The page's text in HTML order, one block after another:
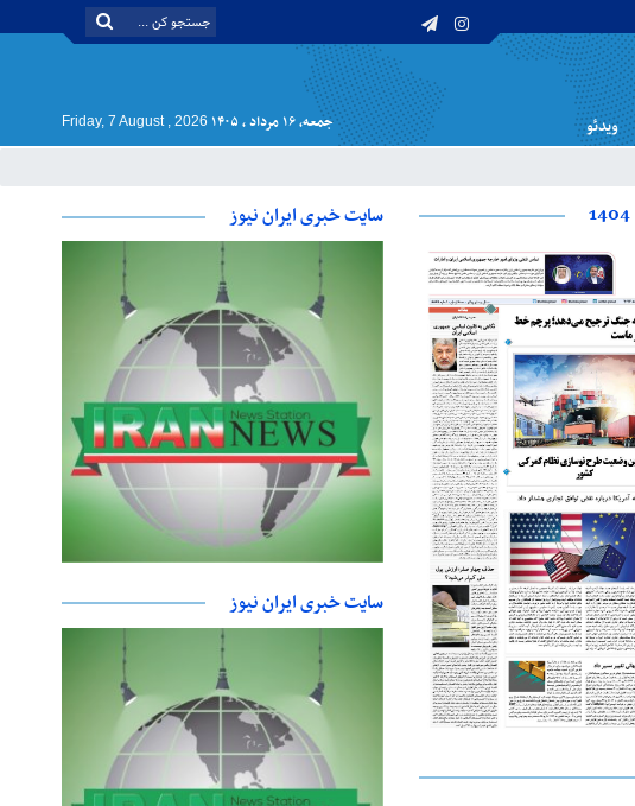
ویدئو جمعه, ۱۶ مرداد , ۱۴۰۵ Friday, 7 August , 2026
سایت خبری ایران نیوز
سایت خبری ایران نیوز